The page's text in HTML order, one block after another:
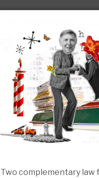
Two complementary law